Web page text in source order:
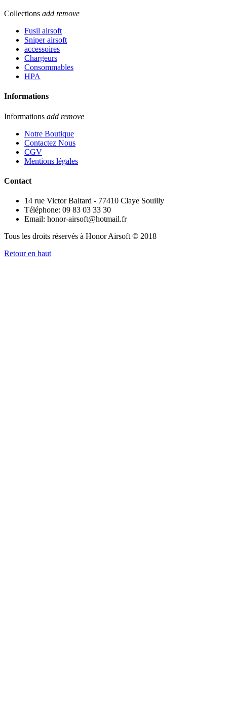
Collections add remove
Fusil airsoft
Sniper airsoft
accessoires
Chargeurs
Consommables
HPA
Informations
Informations add remove
Notre Boutique
Contactez Nous
CGV
Mentions légales
Contact
14 rue Victor Baltard - 77410 Claye Souilly
Téléphone: 09 83 03 33 30
Email: honor-airsoft@hotmail.fr
Tous les droits réservés à Honor Airsoft © 2018
Retour en haut